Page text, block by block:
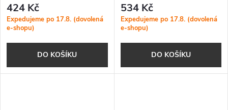
424 Kč
Expedujeme po 17.8. (dovolená
e-shopu)
DO KOŠÍKU
534 Kč
Expedujeme po 17.8. (dovolená
e-shopu)
DO KOŠÍKU